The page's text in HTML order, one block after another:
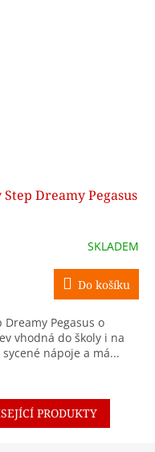
Dreamy Pegasus
SKLADEM
Do košíku
Pegasus o
vhodná do školy i na
nápoje a má...
PRODUKTY